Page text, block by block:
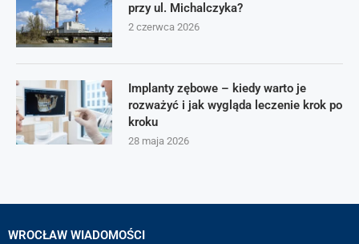
przy ul. Michalczyka?
2 czerwca 2026
Implanty zębowe – kiedy warto je
rozważyć i jak wygląda leczenie krok po
kroku
28 maja 2026
WROCŁAW WIADOMOŚCI